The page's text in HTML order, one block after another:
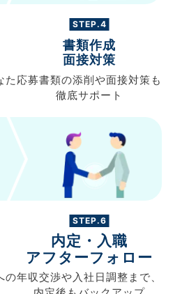
た
STEP.4
書類作成
面接対策
応募書類の添削や面接対策も
徹底サポート
の
STEP.6
内定・入職
アフターフォロー
年収交渉や入社日調整まで、